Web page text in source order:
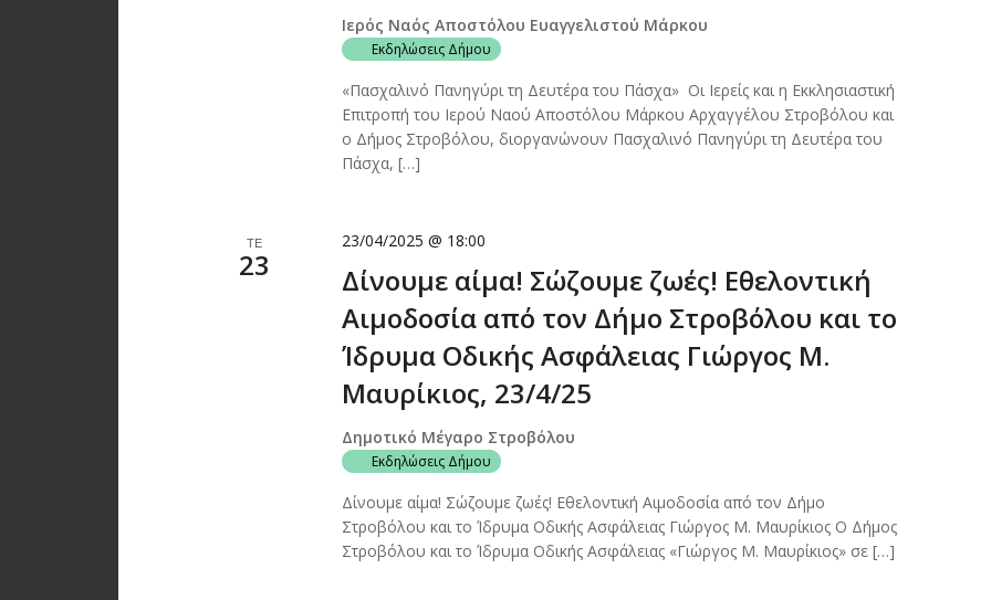
Ιερός Ναός Αποστόλου Ευαγγελιστού Μάρκου
Εκδηλώσεις Δήμου
«Πασχαλινό Πανηγύρι τη Δευτέρα του Πάσχα» Οι Ιερείς και η Εκκλησιαστική
Επιτροπή του Ιερού Ναού Αποστόλου Μάρκου Αρχαγγέλου Στροβόλου και
ο Δήμος Στροβόλου, διοργανώνουν Πασχαλινό Πανηγύρι τη Δευτέρα του
Πάσχα, […]
ΤΕ
23
Δίνουμε αίμα! Σώζουμε ζωές! Εθελοντική
Αιμοδοσία από τον Δήμο Στροβόλου και το
Ίδρυμα Οδικής Ασφάλειας Γιώργος Μ.
Μαυρίκιος, 23/4/25
23/04/2025 @ 18:00
Δημοτικό Μέγαρο Στροβόλου
Εκδηλώσεις Δήμου
Δίνουμε αίμα! Σώζουμε ζωές! Εθελοντική Αιμοδοσία από τον Δήμο
Στροβόλου και το Ίδρυμα Οδικής Ασφάλειας Γιώργος Μ. Μαυρίκιος Ο Δήμος
Στροβόλου και το Ίδρυμα Οδικής Ασφάλειας «Γιώργος Μ. Μαυρίκιος» σε […]